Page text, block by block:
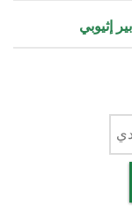
بير إثيوبي